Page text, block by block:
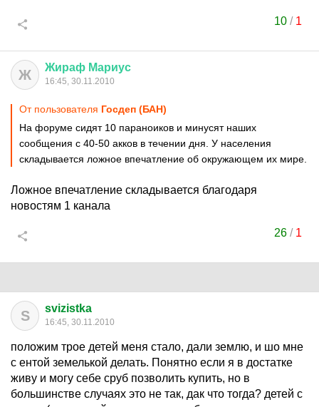
10 / 1
Ж Жираф Мариус
16:45, 30.11.2010
От пользователя Госдеп (БАН)
На форуме сидят 10 параноиков и минусят наших
сообщения с 40-50 акков в течении дня. У населения
складывается ложное впечатление об окружающем их мире.
Ложное впечатление складывается благодаря
новостям 1 канала
26 / 1
S svizistka
16:45, 30.11.2010
положим трое детей меня стало, дали землю, и шо мне
с ентой земелькой делать. Понятно если я в достатке
живу и могу себе сруб позволить купить, но в
большинстве случаях это не так, дак что тогда? детей с